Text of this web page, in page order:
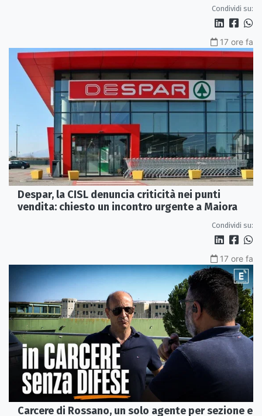
Condividi su:
17 ore fa
Despar, la CISL denuncia criticità nei punti
vendita: chiesto un incontro urgente a Maiora
Condividi su:
17 ore fa
Carcere di Rossano, un solo agente per sezione e